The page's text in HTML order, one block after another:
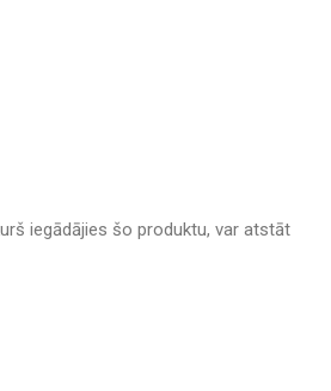
iegādājies šo produktu, var atstāt